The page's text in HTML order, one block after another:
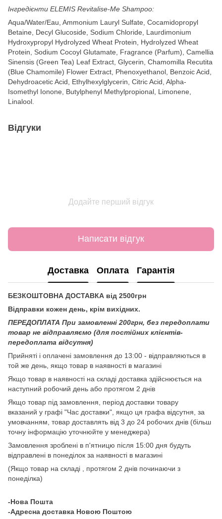
Інгредієнти ELEMIS Revitalise-Me Shampoo:
Aqua/Water/Eau, Ammonium Lauryl Sulfate, Cocamidopropyl
Betaine, Decyl Glucoside, Sodium Chloride, Laurdimonium
Hydroxypropyl Hydrolyzed Wheat Protein, Hydrolyzed Wheat
Protein, Sodium Cocoyl Glutamate, Fragrance (Parfum), Camellia
Sinensis (Green Tea) Leaf Extract, Glycerin, Chamomilla Recutita
(Blue Chamomile) Flower Extract, Phenoxyethanol, Benzoic Acid,
Dehydroacetic Acid, Ethylhexylglycerin, Citric Acid, Alpha-
Isomethyl Ionone, Butylphenyl Methylpropional, Limonene,
Linalool.
Відгуки
Додайте перший відгук
Написати відгук
Доставка Оплата Гарантія
БЕЗКОШТОВНА ДОСТАВКА від 2500грн
Відправки кожен день, крім вихідних.
ПЕРЕДОПЛАТА При замовленні 200грн, без передоплати
товар не відправляємо (для постійних клієнтів-
передоплата відсутня)
Прийняті і оплачені замовлення до 13:00 - відправляються в
той же день, якщо товар в наявності в магазині
Якщо товар в наявності на складі доставка здійснюється на
наступний робочий день або протягом 2 днів
Якщо товар під замовлення, період доставки товару
вказаний у графі "Час доставки", якщо ця графа відсутня, за
умовчанням, товар доставлять від 3 до 24 робочих днів (більш
точну інформацію уточнюйте у менеджера)
Замовлення зроблені в п'ятницю після 15:00 дня будуть
відправлені в понеділок за наявності в магазині
(Якщо товар на складі , протягом 2 днів починаючи з
понеділка)
-Нова Пошта
-Адресна доставка Новою Поштою